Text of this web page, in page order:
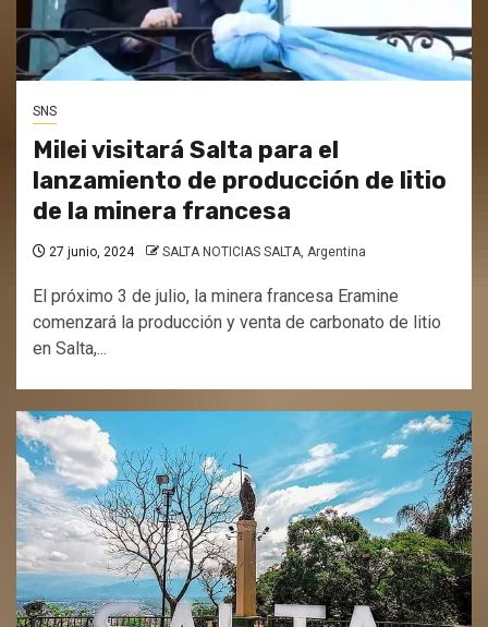
SNS
Milei visitará Salta para el
lanzamiento de producción de litio
de la minera francesa
27 junio, 2024 SALTA NOTICIAS SALTA, Argentina
El próximo 3 de julio, la minera francesa Eramine
comenzará la producción y venta de carbonato de litio
en Salta,...